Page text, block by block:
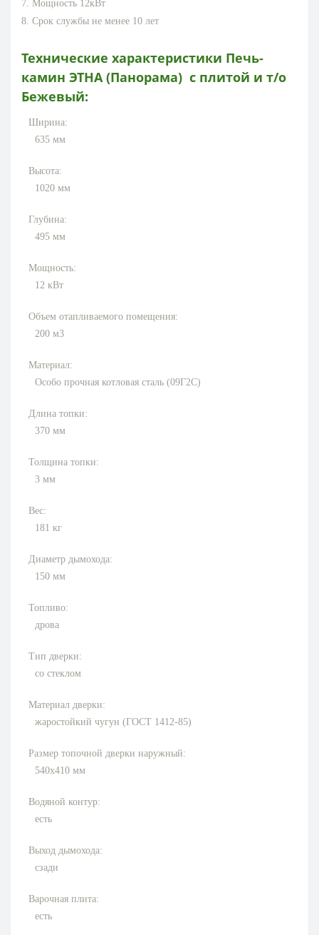
7. Мощность 12кВт
8. Срок службы не менее 10 лет
Технические характеристики Печь-
камин ЭТНА (Панорама) с плитой и т/о
Бежевый:
Ширина:
635 мм
Высота:
1020 мм
Глубина:
495 мм
Мощность:
12 кВт
Объем отапливаемого помещения:
200 м3
Материал:
Особо прочная котловая сталь (09Г2С)
Длина топки:
370 мм
Толщина топки:
3 мм
Вес:
181 кг
Диаметр дымохода:
150 мм
Топливо:
дрова
Тип дверки:
со стеклом
Материал дверки:
жаростойкий чугун (ГОСТ 1412-85)
Размер топочной дверки наружный:
540х410 мм
Водяной контур:
есть
Выход дымохода:
сзади
Варочная плита:
есть